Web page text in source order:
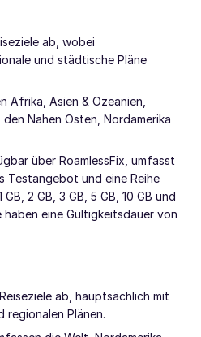
ab, wobei
und städtische Pläne
Afrika, Asien & Ozeanien,
Nahen Osten, Nordamerika
über RoamlessFix, umfasst
Testangebot und eine Reihe
2 GB, 3 GB, 5 GB, 10 GB und
haben eine Gültigkeitsdauer von
ab, hauptsächlich mit
regionalen Plänen.